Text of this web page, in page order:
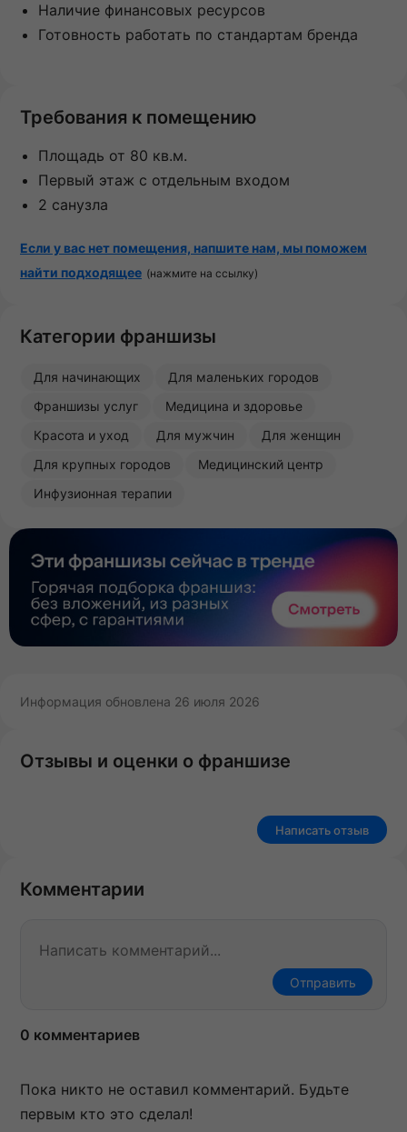
Наличие финансовых ресурсов
Готовность работать по стандартам бренда
Требования к помещению
Площадь от 80 кв.м.
Первый этаж с отдельным входом
2 санузла
Если у вас нет помещения, напшите нам, мы поможем
найти подходящее (нажмите на ссылку)
Категории франшизы
Для начинающих
Для маленьких городов
Франшизы услуг
Медицина и здоровье
Красота и уход
Для мужчин
Для женщин
Для крупных городов
Медицинский центр
Инфузионная терапии
Информация обновлена 26 июля 2026
Отзывы и оценки о франшизе
Написать отзыв
Комментарии
Отправить
0 комментариев
Пока никто не оставил комментарий. Будьте
первым кто это сделал!